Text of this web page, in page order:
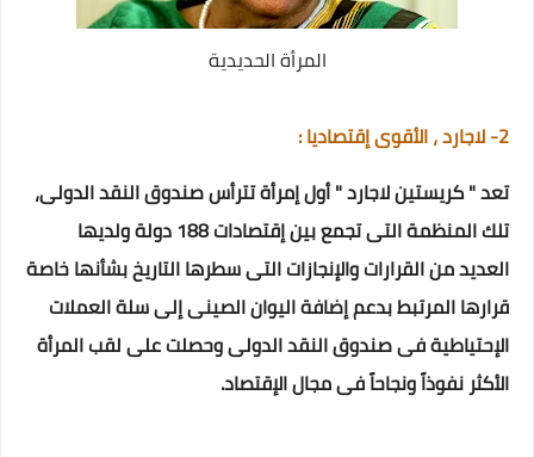
المرأة الحديدية
2- لاجارد ، الأقوى إقتصاديا :
تعد " كريستين لاجارد " أول إمرأة تترأس صندوق النقد الدولى،
تلك المنظمة التى تجمع بين إقتصادات 188 دولة ولديها
العديد من القرارات والإنجازات التى سطرها التاريخ بشأنها خاصة
قرارها المرتبط بدعم إضافة اليوان الصينى إلى سلة العملات
الإحتياطية فى صندوق النقد الدولى وحصلت على لقب المرأة
الأكثر نفوذاً ونجاحاً فى مجال الإقتصاد.